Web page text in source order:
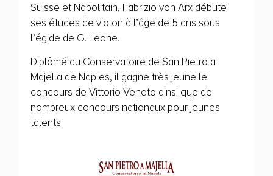
Suisse et Napolitain, Fabrizio von Arx débute
ses études de violon à l’âge de 5 ans sous
l’égide de G. Leone.
Diplômé du Conservatoire de San Pietro a
Majella de Naples, il gagne très jeune le
concours de Vittorio Veneto ainsi que de
nombreux concours nationaux pour jeunes
talents.